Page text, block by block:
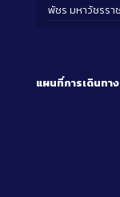
พัชร มหาวัชรรา
แผนที่การเดินทา